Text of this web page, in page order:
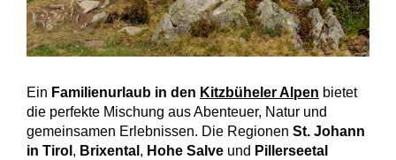
Ein Familienurlaub in den Kitzbüheler Alpen bietet
die perfekte Mischung aus Abenteuer, Natur und
gemeinsamen Erlebnissen. Die Regionen St. Johann
in Tirol , Brixental , Hohe Salve und Pillerseetal